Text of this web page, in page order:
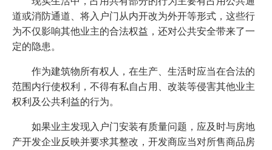
道或消防通道、将入户门从内开改为外开等形式，这些行
为不仅影响其他业主的合法权益，还对公共安全带来了一
定的隐患。
作为建筑物所有权人，在生产、生活时应当在合法的
范围内行使权利，不得有私自占用、改装等侵害其他业主
权利及公共利益的行为。
如果业主发现入户门安装有质量问题，应及时与房地
产开发企业反映并要求其整改，开发商应当对所售商品房